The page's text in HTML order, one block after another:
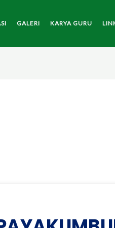
GALERI KARYA GURU